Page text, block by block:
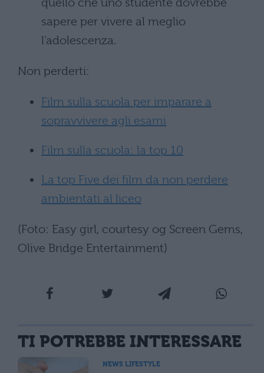
sapere per vivere al meglio
l'adolescenza.
Non perderti:
Film sulla scuola per imparare a
sopravvivere agli esami
Film sulla scuola: la top 10
La top Five dei film da non perdere
ambientati al liceo
(Foto: Easy girl, courtesy og Screen Gems,
Olive Bridge Entertainment)
TI POTREBBE INTERESSARE
NEWS LIFESTYLE